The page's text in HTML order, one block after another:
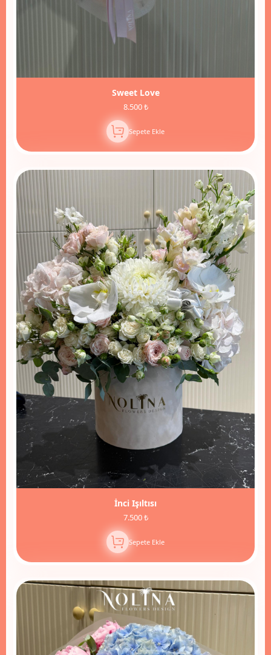
Sweet Love
8.500 ₺
Sepete Ekle
İnci Işıltısı
7.500 ₺
Sepete Ekle